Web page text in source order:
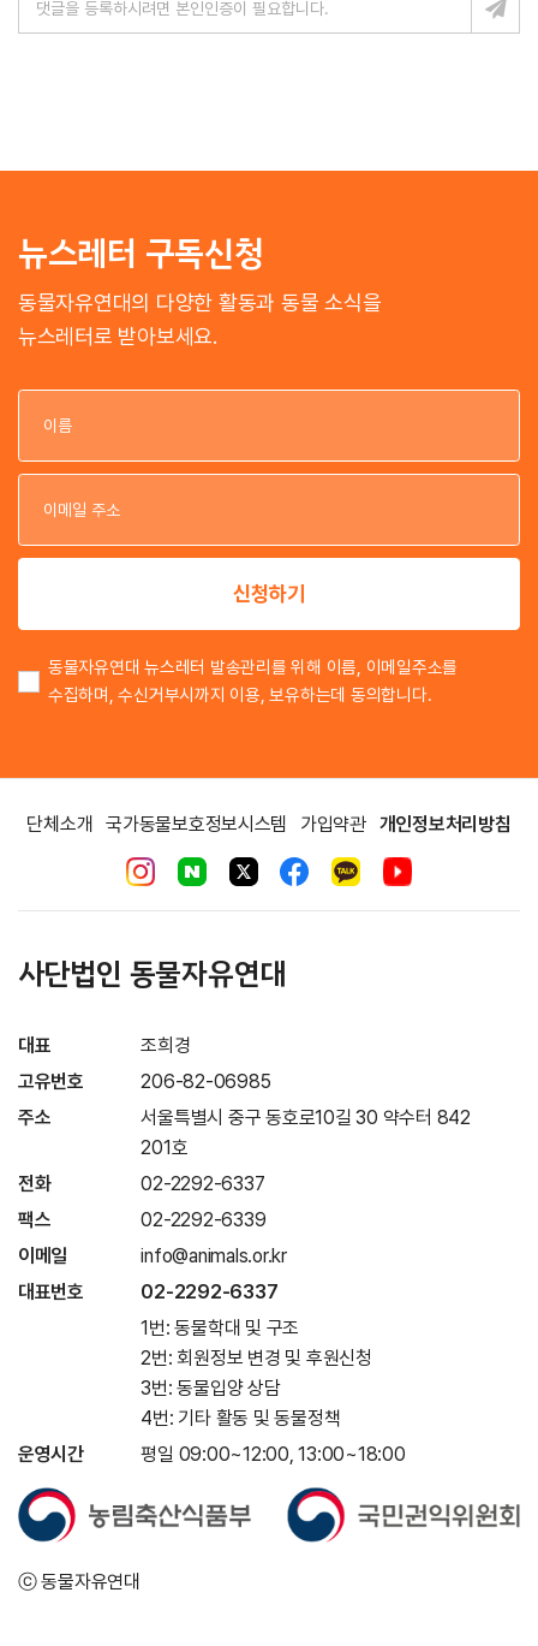
뉴스레터 구독신청
동물자유연대의 다양한 활동과 동물 소식을
뉴스레터로 받아보세요.
이
이
신청하기
동물자유연대 뉴스레터 발송관리를 위해 이름, 이메일주소를
수집하며, 수신거부시까지 이용, 보유하는데 동의합니다.
단체소개 국가동물보호정보시스템 가입약관 개인정보처리방침
사단법인 동물자유연대
대표
조희경
고유번호
206-82-06985
주소
서울특별시 중구 동호로10길 30 약수터 842
201호
전화
02-2292-6337
팩스
02-2292-6339
이메일
info@animals.or.kr
대표번호
02-2292-6337
1번: 동물학대 및 구조
2번: 회원정보 변경 및 후원신청
3번: 동물입양 상담
4번: 기타 활동 및 동물정책
운영시간
평일 09:00~12:00, 13:00~18:00
ⓒ 동물자유연대